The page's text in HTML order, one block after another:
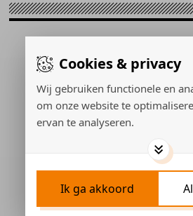
Cookies & privacy
Wij gebruiken functionele en
om onze website te
ervan te analyseren.
Ik ga akkoord
Gerealiseerd door:
PRIVACY
COOKIES